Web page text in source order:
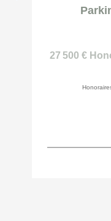
27 500 €